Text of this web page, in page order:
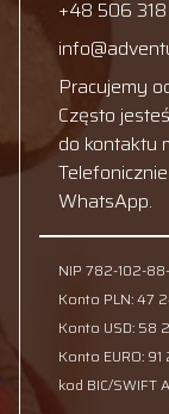
+48 506
Pracujemy
Często
do kontaktu
WhatsApp.
NIP 782-102-
Konto PLN: 47
Konto USD:
Konto EURO:
kod BIC/SWIFT